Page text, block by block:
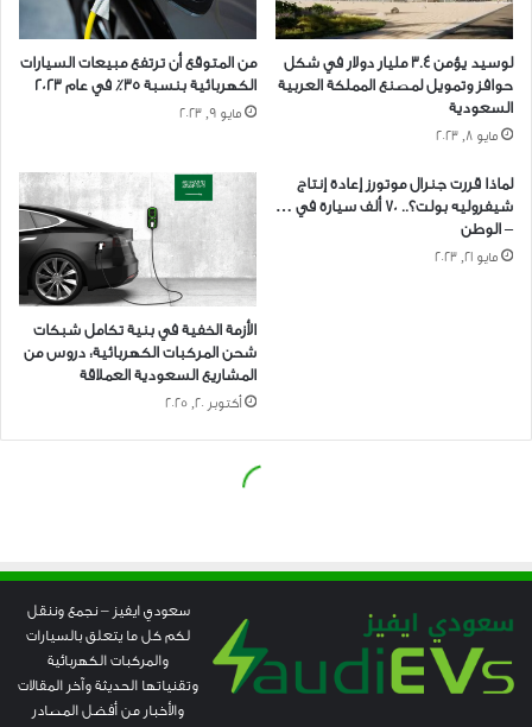
سعودي ايفيز – نجمع وننقل
لكم كل ما يتعلق بالسيارات
والمركبات الكهربائية
وتقنياتها الحديثة وآخر المقالات
والأخبار من أفضل المصادر